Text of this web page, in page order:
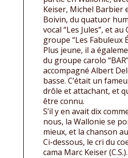
Keiser, Michel Barbier
Boivin, du quatuor
vocal “Les Jules”, et au
groupe “Les Fabuleux
Plus jeune, il a
du groupe carolo
accompagné Albert
basse. C’était un
drôle et attachant, et
être connu.
S’il y en avait dix
nous, la Wallonie se
mieux, et la chanson
Ci-dessous, le cri du
cama Marc Keiser (C.S.).